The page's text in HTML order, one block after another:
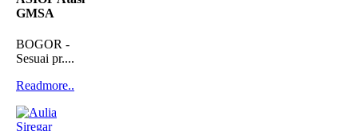
GMSA
BOGOR -
Sesuai pr....
Readmore..